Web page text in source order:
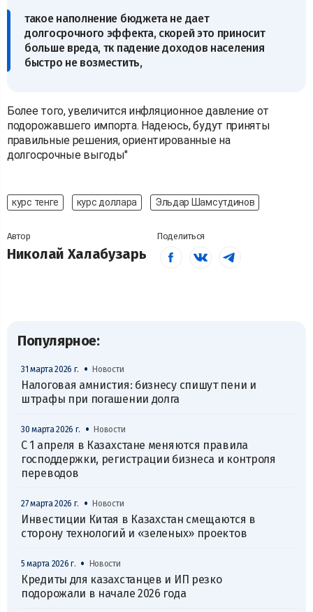
такое наполнение бюджета не дает
долгосрочного эффекта, скорей это приносит
больше вреда, тк падение доходов населения
быстро не возместить,
Более того, увеличится инфляционное давление от
подорожавшего импорта. Надеюсь, будут приняты
правильные решения, ориентированные на
долгосрочные выгоды"
курс тенге курс доллара Эльдар Шамсутдинов
Автор
Николай Халабузарь
Поделиться
Популярное:
31 марта 2026 г. • Новости
Налоговая амнистия: бизнесу спишут пени и
штрафы при погашении долга
30 марта 2026 г. • Новости
С 1 апреля в Казахстане меняются правила
господдержки, регистрации бизнеса и контроля
переводов
27 марта 2026 г. • Новости
Инвестиции Китая в Казахстан смещаются в
сторону технологий и «зеленых» проектов
5 марта 2026 г. • Новости
Кредиты для казахстанцев и ИП резко
подорожали в начале 2026 года